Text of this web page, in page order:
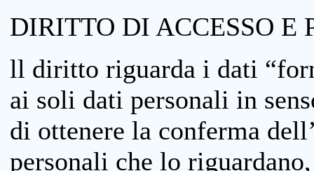
DIRITTO DI ACCESSO
ll diritto riguarda i dati
ai soli dati personali in
di ottenere la conferma
personali che lo